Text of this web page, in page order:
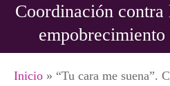
Coordinación
Se encuentra
Inicio » “Tu cara me suena”.